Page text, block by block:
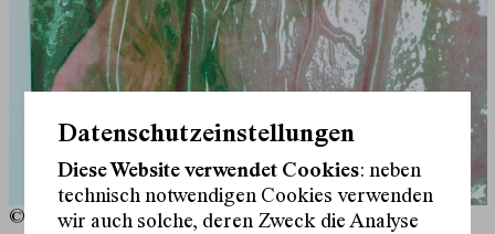
© soju.studio
Datenschutzeinstellungen
Diese Website verwendet Cookies: neben
technisch notwendigen Cookies verwenden
wir auch solche, deren Zweck die Analyse